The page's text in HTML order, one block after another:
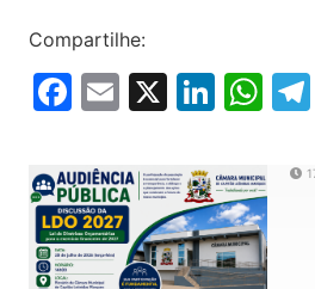
Compartilhe:
Facebook
Email
X